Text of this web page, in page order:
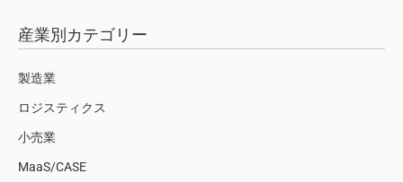
産業別カテゴリー
製造業
ロジスティクス
小売業
MaaS/CASE